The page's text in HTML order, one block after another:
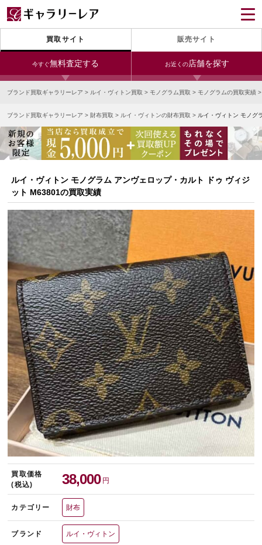
買取サイト 販売サイト
今すぐ無料査定する お近くの店舗を探す
24時間受付（対応時間10:00～19:00）
宅配買取を申し込む
無料の宅配キットをお届けします
今すぐ電話査定
受付時間 10:00～19:00
銀座本店 青山表参道店 新宿東口店
小田急新宿店 LAB東京 名古屋大須店
なんば店 神戸元町(三宮)店
中野ブロードウェイ
宅配買取を申し込む
無料の宅配キットをお届けします
ブランド買取ギャラリーレア > ルイ・ヴィトン買取 > モノグラム買取 > モノグラムの買取実績
ブランド買取ギャラリーレア > 財布買取 > ルイ・ヴィトンの財布買取 > ルイ・ヴィトン モノグ
ルイ・ヴィトン モノグラム アンヴェロップ・カルト ドゥ ヴィジ
ット M63801の買取実績
買取価格
(税込)
38,000 円
カテゴリー 財布
ブランド ルイ・ヴィトン